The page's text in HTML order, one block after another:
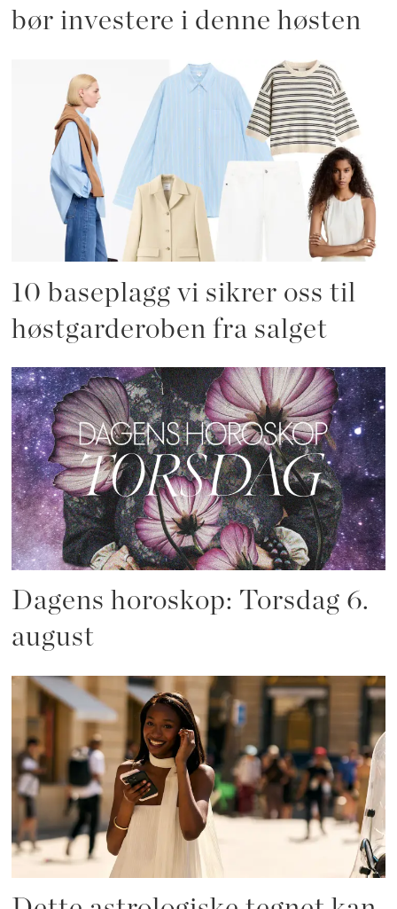
bør investere i denne høsten
10 baseplagg vi sikrer oss til
høstgarderoben fra salget
Dagens horoskop: Torsdag 6.
august